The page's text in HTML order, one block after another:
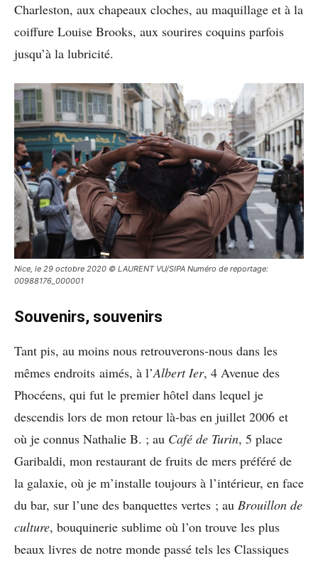
Charleston, aux chapeaux cloches, au maquillage et à la
coiffure Louise Brooks, aux sourires coquins parfois
jusqu’à la lubricité.
Nice, le 29 octobre 2020 © LAURENT VU/SIPA Numéro de reportage:
00988176_000001
Souvenirs, souvenirs
Tant pis, au moins nous retrouverons-nous dans les
mêmes endroits aimés, à l’Albert Ier, 4 Avenue des
Phocéens, qui fut le premier hôtel dans lequel je
descendis lors de mon retour là-bas en juillet 2006 et
où je connus Nathalie B. ; au Café de Turin, 5 place
Garibaldi, mon restaurant de fruits de mers préféré de
la galaxie, où je m’installe toujours à l’intérieur, en face
du bar, sur l’une des banquettes vertes ; au Brouillon de
culture, bouquinerie sublime où l’on trouve les plus
beaux livres de notre monde passé tels les Classiques